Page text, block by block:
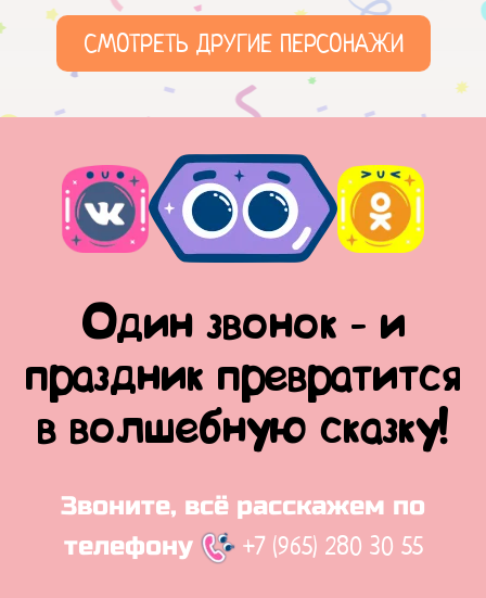
СМОТРЕТЬ ДРУГИЕ ПЕРСОНАЖИ
Один звонок - и
праздник превратится
в волшебную сказку!
Звоните, всё расскажем по
телефону
+7 (965) 280 30 55